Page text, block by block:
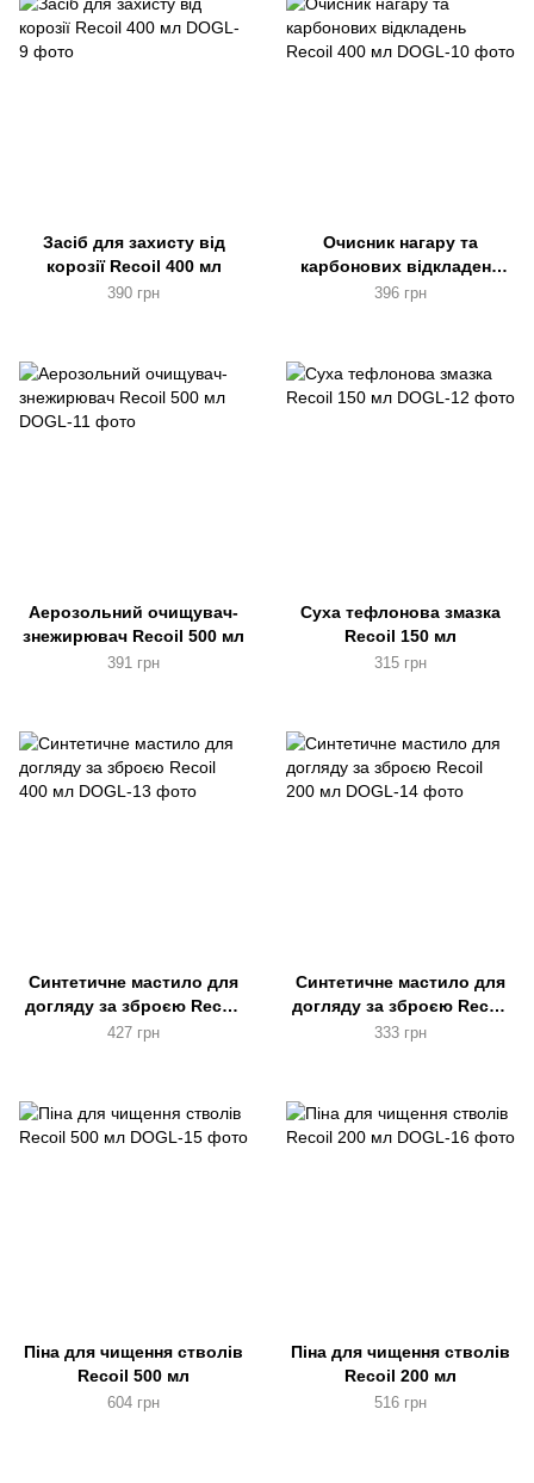
Засіб для захисту від
корозії Recoil 400 мл
390 грн
Очисник нагару та
карбонових відкладень
Recoil 400 мл
396 грн
Аерозольний очищувач-
знежирювач Recoil 500 мл
391 грн
Суха тефлонова змазка
Recoil 150 мл
315 грн
Синтетичне мастило для
догляду за зброєю Recoil
400 мл
427 грн
Синтетичне мастило для
догляду за зброєю Recoil
200 мл
333 грн
Піна для чищення стволів
Recoil 500 мл
604 грн
Піна для чищення стволів
Recoil 200 мл
516 грн